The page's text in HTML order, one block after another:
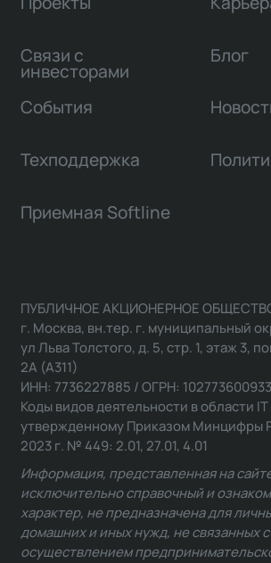
Связи с
инвесторами
Блог
События
Техподдержка
Приемная Softline
ПУБЛИЧНОЕ АКЦИОНЕРНОЕ
г. Москва, вн.тер. г. муниципальный
ул Льва Толстого, д. 5, стр. 1, этаж 3,
2А (А311)
ИНН: 7736227885 / ОГРН:
Коды видов деятельности в области
утвержденному Приказом Минцифры
2023 г. № 449: 2.01, 27.01, 4.01
Информация, представленная на
исключительно справочный и
характер, не предназначена для
домашних и иных нужд, не связанных с
осуществлением